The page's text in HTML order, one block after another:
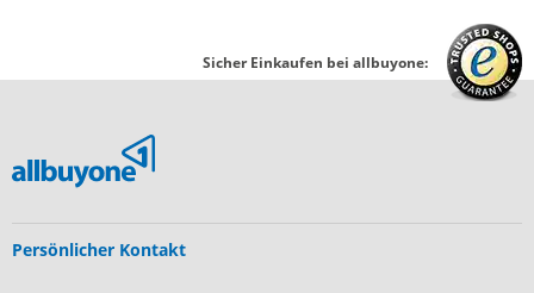
Sicher Einkaufen bei allbuyone:
Persönlicher Kontakt